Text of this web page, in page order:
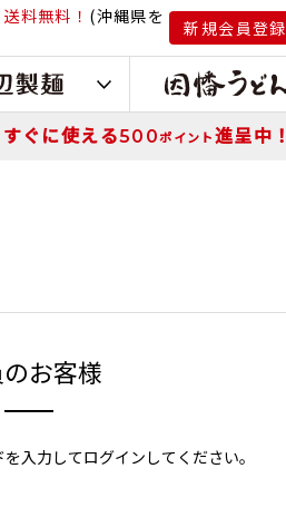
送料無料！ (沖縄県を
新規会員登録
ぐに使える500ポイント進呈中！
お客様
入力してログインしてください。